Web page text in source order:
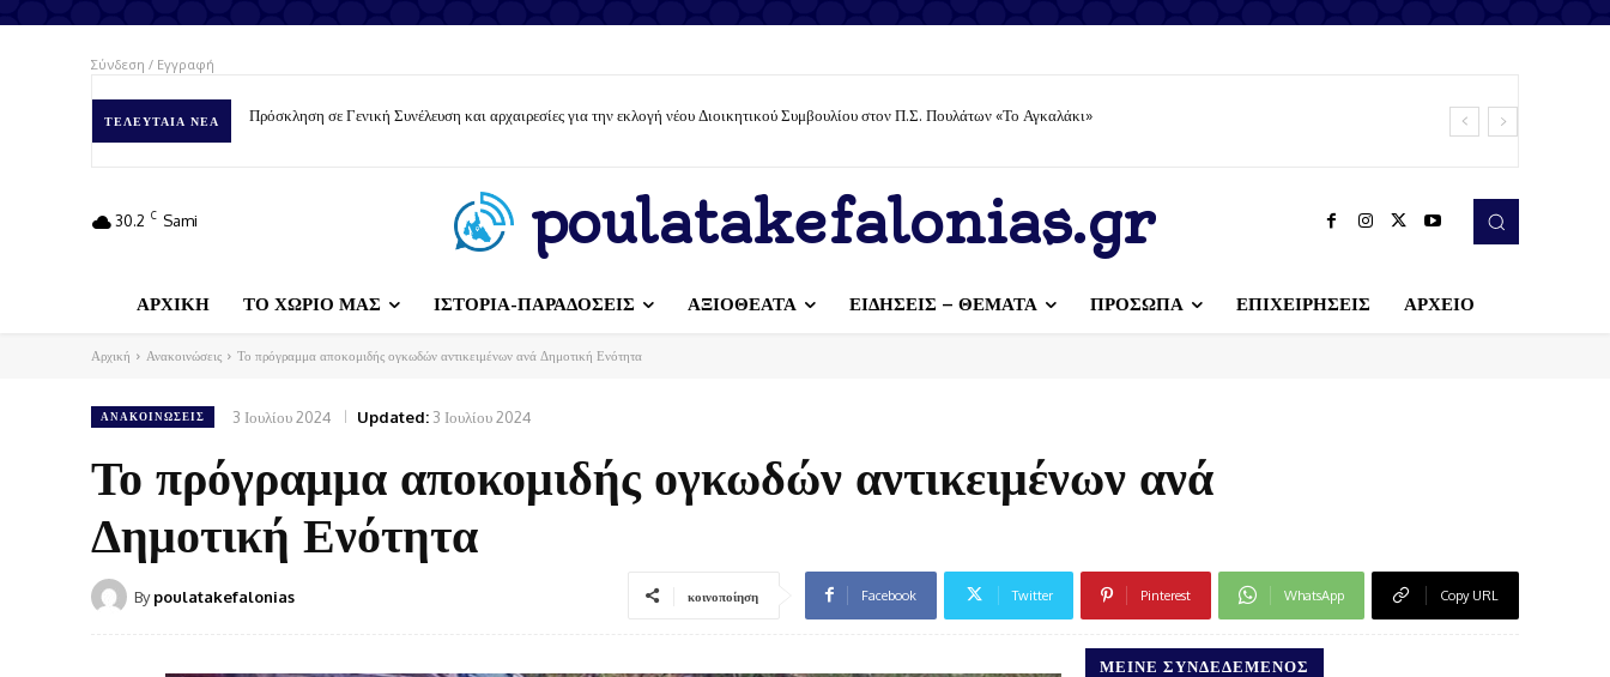
Σύνδεση / Εγγραφή
ΤΕΛΕΥΤΑΊΑ ΝΈΑ Πρόσκληση σε Γενική Συνέλευση και αρχαιρεσίες για την εκλογή νέου Διοικητικού Συμβουλίου στον Π.Σ. Πουλάτων «Το Αγκαλάκι»
30.2 C Sami poulatakefalonias.gr
ΑΡΧΙΚΗ ΤΟ ΧΩΡΙΟ ΜΑΣ ΙΣΤΟΡΙΑ-ΠΑΡΑΔΟΣΕΙΣ ΑΞΙΟΘΕΑΤΑ ΕΙΔΗΣΕΙΣ – ΘΕΜΑΤΑ ΠΡΟΣΩΠΑ ΕΠΙΧΕΙΡΗΣΕΙΣ ΑΡΧΕΙΟ
Αρχική Ανακοινώσεις Το πρόγραμμα αποκομιδής ογκωδών αντικειμένων ανά Δημοτική Ενότητα
ΑΝΑΚΟΙΝΏΣΕΙΣ 3 Ιουλίου 2024 Updated: 3 Ιουλίου 2024
Το πρόγραμμα αποκομιδής ογκωδών αντικειμένων ανά
Δημοτική Ενότητα
By poulatakefalonias κοινοποίηση Facebook Twitter Pinterest WhatsApp Copy URL
ΜΕΊΝΕ ΣΥΝΔΕΔΕΜΈΝΟΣ